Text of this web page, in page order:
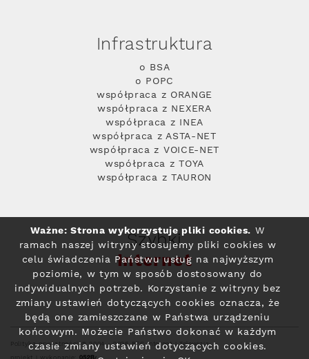
Infrastruktura
o BSA
o POPC
współpraca z ORANGE
współpraca z NEXERA
współpraca z INEA
współpraca z ASTA-NET
współpraca z VOICE-NET
współpraca z TOYA
współpraca z TAURON
Szybki
Internet
Polityka prywatności© 2004 - 2026 RFC Internet i Telewizja
Ważne: Strona wykorzystuje pliki cookies. W
ramach naszej witryny stosujemy pliki cookies w
celu świadczenia Państwu usług na najwyższym
poziomie, w tym w sposób dostosowany do
indywidualnych potrzeb. Korzystanie z witryny bez
zmiany ustawień dotyczących cookies oznacza, że
będą one zamieszczane w Państwa urządzeniu
końcowym. Możecie Państwo dokonać w każdym
czasie zmiany ustawień dotyczących cookies.